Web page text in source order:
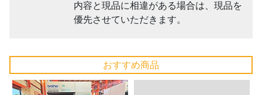
内容と現品に相違がある場合は、現品を
優先させていただきます。
おすすめ商品